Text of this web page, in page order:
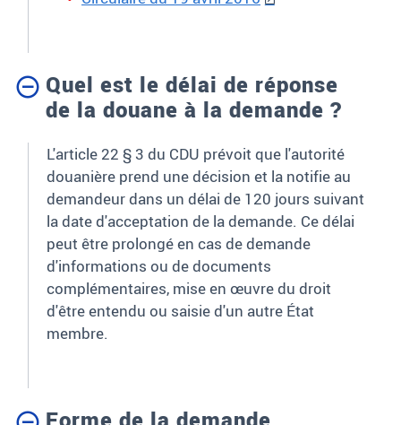
Quel est le délai de réponse
de la douane à la demande ?
L'article 22 § 3 du CDU prévoit que l'autorité
douanière prend une décision et la notifie au
demandeur dans un délai de 120 jours suivant
la date d'acceptation de la demande. Ce délai
peut être prolongé en cas de demande
d'informations ou de documents
complémentaires, mise en œuvre du droit
d'être entendu ou saisie d'un autre État
membre.
Forme de la demande